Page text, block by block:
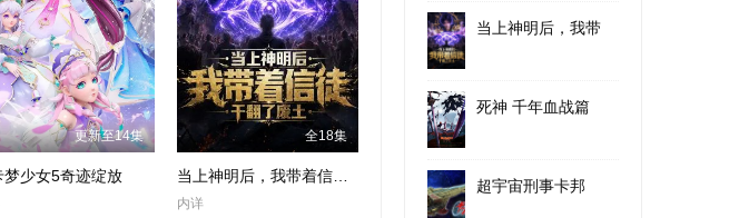
更新至14集
梦少女5奇迹绽放
全18集
内详
当上神明后，我带
死神 千年血战篇
超宇宙刑事卡邦